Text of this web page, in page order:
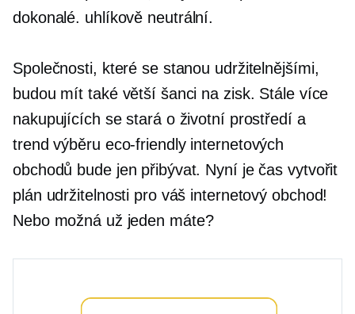
dokonalé. uhlíkově neutrální.
Společnosti, které se stanou udržitelnějšími,
budou mít také větší šanci na zisk. Stále více
nakupujících se stará o životní prostředí a
trend výběru eco-friendlyinternetových
obchodů bude jen přibývat. Nyní je čas vytvořit
plán udržitelnosti pro váš internetový obchod!
Nebo možná už jeden máte?